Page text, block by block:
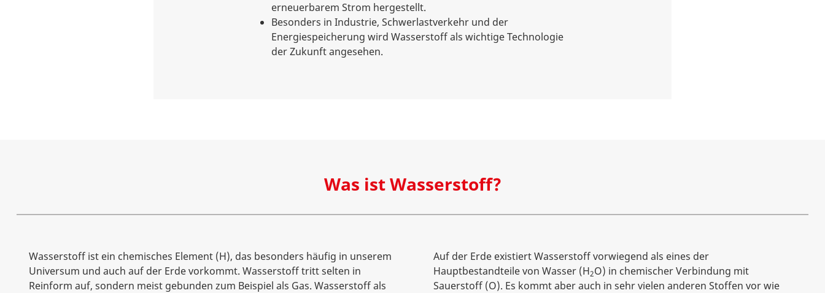
erneuerbarem Strom hergestellt.
Besonders in Industrie, Schwerlastverkehr und der
Energiespeicherung wird Wasserstoff als wichtige Technologie
der Zukunft angesehen.
Was ist Wasserstoff?
Wasserstoff ist ein chemisches Element (H), das besonders häufig in unserem
Universum und auch auf der Erde vorkommt. Wasserstoff tritt selten in
Reinform auf, sondern meist gebunden zum Beispiel als Gas. Wasserstoff als
Auf der Erde existiert Wasserstoff vorwiegend als eines der
Hauptbestandteile von Wasser (H2O) in chemischer Verbindung mit
Sauerstoff (O). Es kommt aber auch in sehr vielen anderen Stoffen vor wie